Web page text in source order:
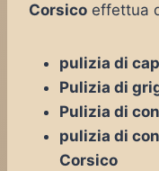
Corsico effettua
pulizia di
Pulizia di
Pulizia di
pulizia di
Corsico